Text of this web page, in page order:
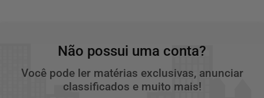
Não possui uma conta?
Você pode ler matérias exclusivas, anunciar
classificados e muito mais!